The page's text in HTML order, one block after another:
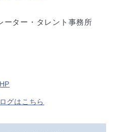
ーター・タレント事務所
グはこちら